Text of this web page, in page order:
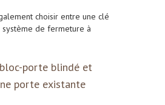
choisir entre une clé
système de fermeture à
porte blindé et
porte existante